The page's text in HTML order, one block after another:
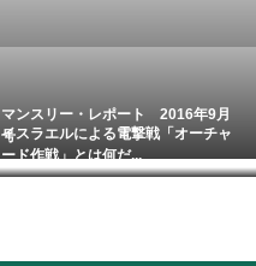
マンスリー・レポート 2016年9月
号
イスラエルによる電撃戦「オーチャ
ード作戦」とは何だ...